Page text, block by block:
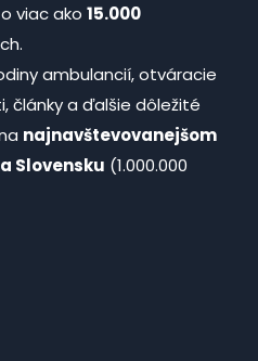
viac ako 15.000
ambulancií, otváracie
články a ďalšie dôležité
najnavštevovanejšom
Slovensku (1.000.000